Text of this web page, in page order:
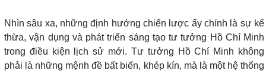
Nhìn sâu xa, những định hướng chiến lược ấy chính là sự kế
thừa, vận dụng và phát triển sáng tạo tư tưởng Hồ Chí Minh
trong điều kiện lịch sử mới. Tư tưởng Hồ Chí Minh không
phải là những mệnh đề bất biến, khép kín, mà là một hệ thống